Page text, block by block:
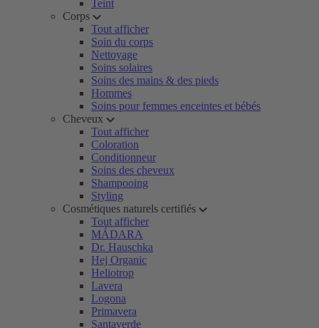
Teint
Corps
Tout afficher
Soin du corps
Nettoyage
Soins solaires
Soins des mains & des pieds
Hommes
Soins pour femmes enceintes et bébés
Cheveux
Tout afficher
Coloration
Conditionneur
Soins des cheveux
Shampooing
Styling
Cosmétiques naturels certifiés
Tout afficher
MÁDARA
Dr. Hauschka
Hej Organic
Heliotrop
Lavera
Logona
Primavera
Santaverde